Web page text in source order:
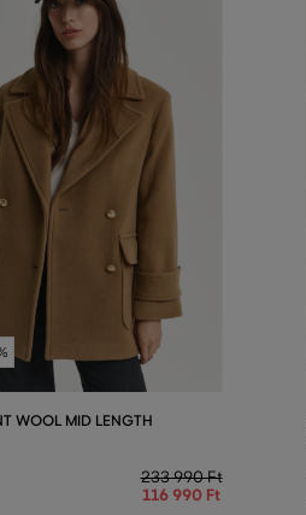
WOOL MID LENGTH
233 990 Ft
116 990 Ft